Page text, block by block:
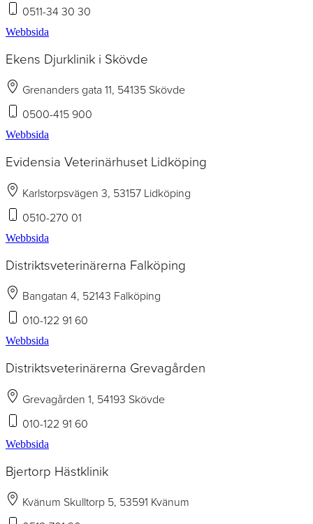
0511-34 30 30
Webbsida
Ekens Djurklinik i Skövde
Grenanders gata 11, 54135 Skövde
0500-415 900
Webbsida
Evidensia Veterinärhuset Lidköping
Karlstorpsvägen 3, 53157 Lidköping
0510-270 01
Webbsida
Distriktsveterinärerna Falköping
Bangatan 4, 52143 Falköping
010-122 91 60
Webbsida
Distriktsveterinärerna Grevagården
Grevagården 1, 54193 Skövde
010-122 91 60
Webbsida
Bjertorp Hästklinik
Kvänum Skulltorp 5, 53591 Kvänum